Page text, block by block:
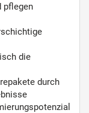
pflegen
die
durch